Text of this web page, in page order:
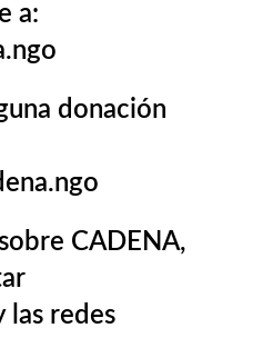
a:
donación
CADENA,
las redes